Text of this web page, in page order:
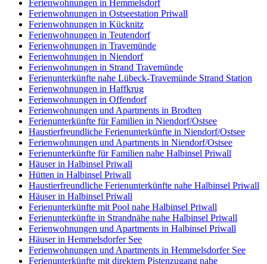
Ferienwohnungen in Hemmelsdorf
Ferienwohnungen in Ostseestation Priwall
Ferienwohnungen in Kücknitz
Ferienwohnungen in Teutendorf
Ferienwohnungen in Travemünde
Ferienwohnungen in Niendorf
Ferienwohnungen in Strand Travemünde
Ferienunterkünfte nahe Lübeck-Travemünde Strand Station
Ferienwohnungen in Haffkrug
Ferienwohnungen in Offendorf
Ferienwohnungen und Apartments in Brodten
Ferienunterkünfte für Familien in Niendorf/Ostsee
Haustierfreundliche Ferienunterkünfte in Niendorf/Ostsee
Ferienwohnungen und Apartments in Niendorf/Ostsee
Ferienunterkünfte für Familien nahe Halbinsel Priwall
Häuser in Halbinsel Priwall
Hütten in Halbinsel Priwall
Haustierfreundliche Ferienunterkünfte nahe Halbinsel Priwall
Häuser in Halbinsel Priwall
Ferienunterkünfte mit Pool nahe Halbinsel Priwall
Ferienunterkünfte in Strandnähe nahe Halbinsel Priwall
Ferienwohnungen und Apartments in Halbinsel Priwall
Häuser in Hemmelsdorfer See
Ferienwohnungen und Apartments in Hemmelsdorfer See
Ferienunterkünfte mit direktem Pistenzugang nahe